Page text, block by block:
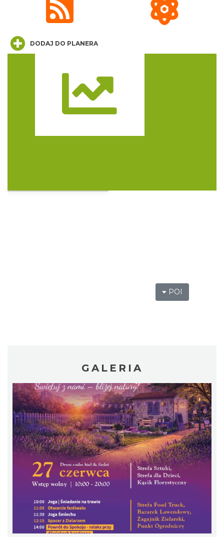
Poland Bachaturo Festiwal
Silesia Memoriał Kamili Skolimowskiej
Chorzów
2026-08-23
7.92 km
DODAJ DO PLANERA
POI
GALERIA